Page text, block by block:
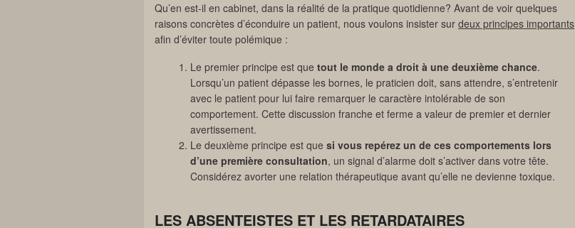
Qu’en est-il en cabinet, dans la réalité de la pratique quotidienne? Avant de voir quelques
raisons concrètes d’éconduire un patient, nous voulons insister sur deux principes importants
afin d’éviter toute polémique :
Le premier principe est que tout le monde a droit à une deuxième chance.
Lorsqu’un patient dépasse les bornes, le praticien doit, sans attendre, s’entretenir
avec le patient pour lui faire remarquer le caractère intolérable de son
comportement. Cette discussion franche et ferme a valeur de premier et dernier
avertissement.
Le deuxième principe est que si vous repérez un de ces comportements lors
d’une première consultation, un signal d’alarme doit s’activer dans votre tête.
Considérez avorter une relation thérapeutique avant qu’elle ne devienne toxique.
LES ABSENTEISTES ET LES RETARDATAIRES